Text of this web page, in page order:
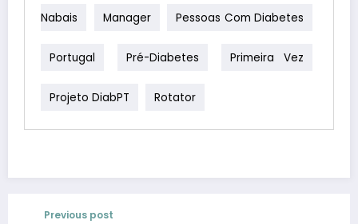
Nabais Manager Pessoas Com Diabetes
Portugal Pré-Diabetes Primeira Vez
Projeto DiabPT Rotator
Previous post